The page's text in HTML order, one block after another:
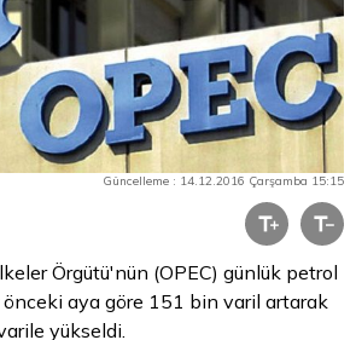
Güncelleme : 14.12.2016 Çarşamba 15:15
Örgütü'nün (OPEC) günlük petrol
önceki aya göre 151 bin varil artarak
yükseldi.